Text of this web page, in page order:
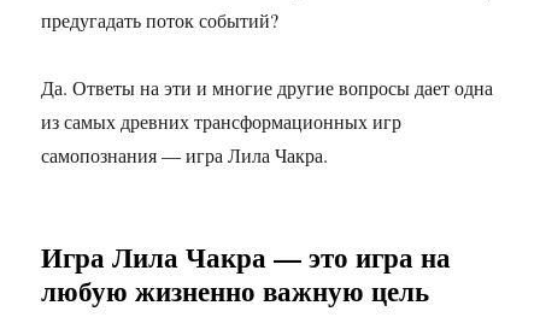
предугадать поток событий?
Да. Ответы на эти и многие другие вопросы дает одна
из самых древних трансформационных игр
самопознания — игра Лила Чакра.
Игра Лила Чакра — это игра на
любую жизненно важную цель